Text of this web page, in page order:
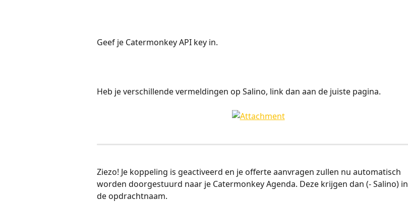
Geef je Catermonkey API key in.
Heb je verschillende vermeldingen op Salino, link dan aan de juiste pagina.
Ziezo! Je koppeling is geactiveerd en je offerte aanvragen zullen nu automatisch
worden doorgestuurd naar je Catermonkey Agenda. Deze krijgen dan (- Salino) in
de opdrachtnaam.